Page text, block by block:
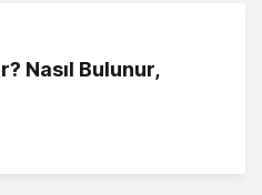
Nasıl Bulunur,